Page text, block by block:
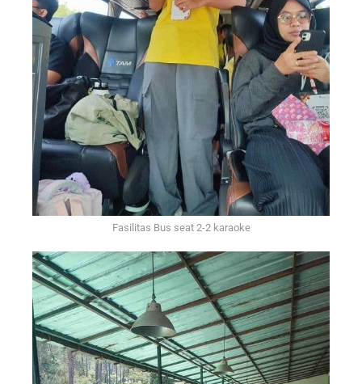
Fasilitas Bus seat 2-2 karaoke